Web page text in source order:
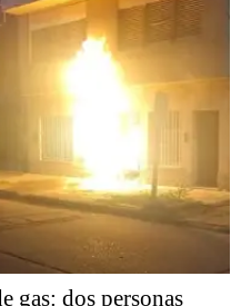
gas: dos personas